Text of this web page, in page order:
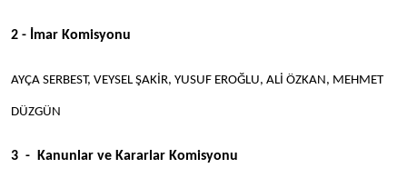
2 - İmar Komisyonu
AYÇA SERBEST, VEYSEL ŞAKİR, YUSUF EROĞLU, ALİ ÖZKAN, MEHMET
DÜZGÜN
3 - Kanunlar ve Kararlar Komisyonu